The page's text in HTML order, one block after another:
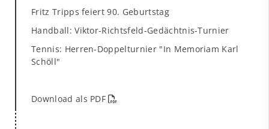
Fritz Tripps feiert 90. Geburtstag
Handball: Viktor-Richtsfeld-Gedächtnis-Turnier
Tennis: Herren-Doppelturnier "In Memoriam Karl
Schöll"
Download als PDF